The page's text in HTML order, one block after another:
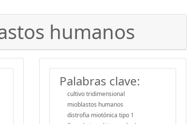
humanos
Palabras clave:
cultivo tridimensional
mioblastos humanos
distrofia miotónica tipo 1